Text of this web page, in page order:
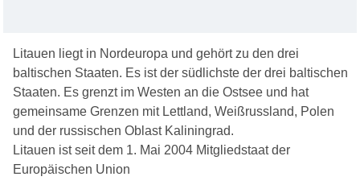
Litauen liegt in Nordeuropa und gehört zu den drei
baltischen Staaten. Es ist der südlichste der drei baltischen
Staaten. Es grenzt im Westen an die Ostsee und hat
gemeinsame Grenzen mit Lettland, Weißrussland, Polen
und der russischen Oblast Kaliningrad.
Litauen ist seit dem 1. Mai 2004 Mitgliedstaat der
Europäischen Union